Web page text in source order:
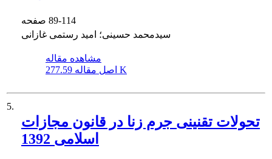
89-114
سیدمحمد حسینی؛ امید رستمی غازانی
مشاهده مقاله
اصل مقاله 277.59 K
5.
تحولات تقنینی جرم زنا در قانون مجازات
اسلامی 1392